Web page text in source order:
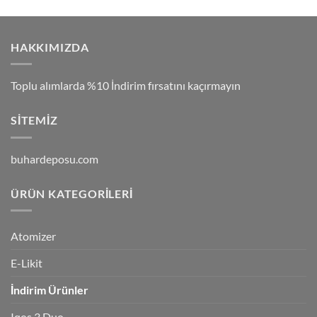
HAKKIMIZDA
Toplu alımlarda %10 İndirim fırsatını kaçırmayın
SITEMIZ
buhardeposu.com
ÜRÜN KATEGORILERI
Atomizer
E-Likit
İndirim Ürünler